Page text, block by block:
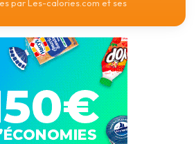
par Les-calories.com et ses